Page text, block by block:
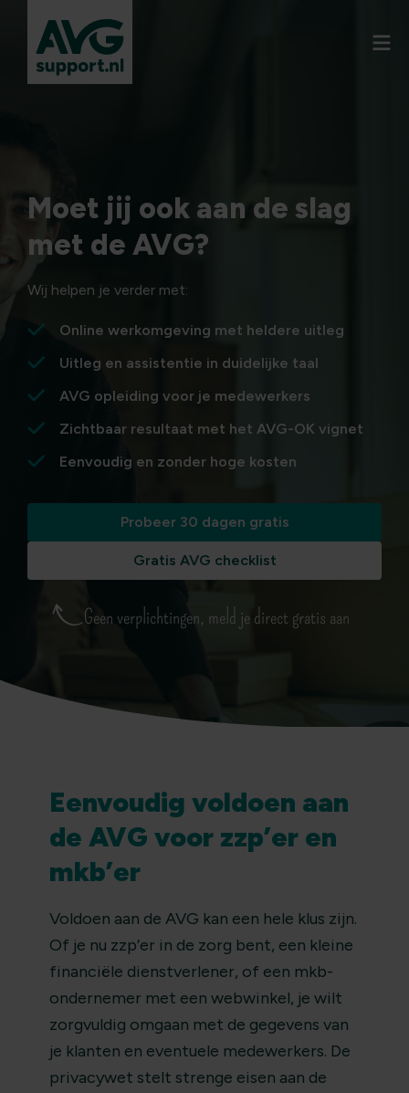
Moet jij ook aan de slag
met de AVG?
Wij helpen je verder met:
Online werkomgeving met heldere uitleg
Uitleg en assistentie in duidelijke taal
AVG opleiding voor je medewerkers
Zichtbaar resultaat met het AVG-OK vignet
Eenvoudig en zonder hoge kosten
Probeer 30 dagen gratis
Gratis AVG checklist
Geen verplichtingen, meld je direct gratis aan
Eenvoudig voldoen aan
de AVG voor zzp’er en
mkb’er
Voldoen aan de AVG kan een hele klus zijn.
Of je nu zzp’er in de zorg bent, een kleine
financiële dienstverlener, of een mkb-
ondernemer met een webwinkel, je wilt
zorgvuldig omgaan met de gegevens van
je klanten en eventuele medewerkers. De
privacywet stelt strenge eisen aan de